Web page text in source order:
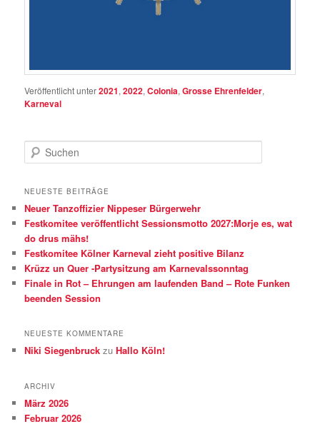
Veröffentlicht unter2021,2022,Colonia,Grosse Ehrenfelder,
Karneval
u
h
n
NEUESTE BEITRÄGE
Neuer Tanzoffizier Nippeser Bürgerwehr
Festkomitee veröffentlicht Sessionsmotto 2027:Morje es, wat
do drus mähs!
Festkomitee Kölner Karneval zieht positive Bilanz
Krüzz un Quer -Partysitzung am Karnevalssonntag
Finale in Rot – Ehrungen am laufenden Band – Rote Funken
beenden Session
NEUESTE KOMMENTARE
Niki Siegenbruck zuHallo Köln!
ARCHIV
März 2026
Februar 2026